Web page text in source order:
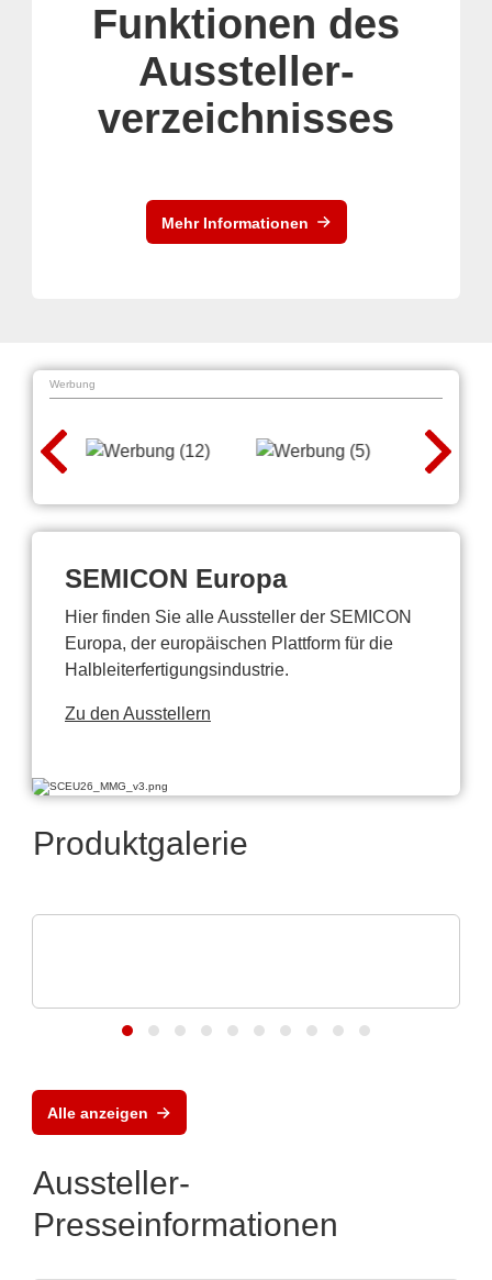
Funktionen des
Aussteller-
verzeichnisses
Mehr Informationen
Werbung
SEMICON Europa
Hier finden Sie alle Aussteller der SEMICON
Europa, der europäischen Plattform für die
Halbleiterfertigungsindustrie.
Zu den Ausstellern
Produktgalerie
Alle anzeigen
Aussteller-
Presseinformationen